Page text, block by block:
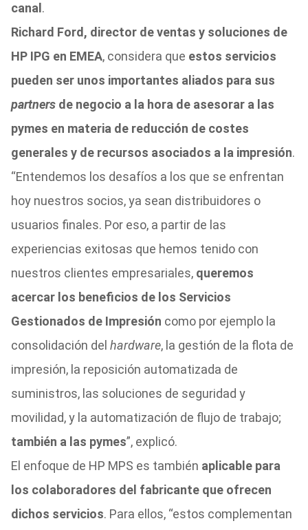
canal .
Richard Ford, director de ventas y soluciones de
HP IPG en EMEA, considera que estos servicios
pueden ser unos importantes aliados para sus
partnersde negocio a la hora de asesorar a las
pymes en materia de reducción de costes
generales y de recursos asociados a la impresión.
“Entendemos los desafíos a los que se enfrentan
hoy nuestros socios, ya sean distribuidores o
usuarios finales. Por eso, a partir de las
experiencias exitosas que hemos tenido con
nuestros clientes empresariales, queremos
acercar los beneficios de los Servicios
Gestionados de Impresión como por ejemplo la
consolidación del hardware, la gestión de la flota de
impresión, la reposición automatizada de
suministros, las soluciones de seguridad y
movilidad, y la automatización de flujo de trabajo;
también a las pymes”, explicó.
El enfoque de HP MPS es también aplicable para
los colaboradores del fabricante que ofrecen
dichos servicios. Para ellos, “estos complementan